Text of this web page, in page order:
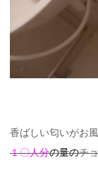
香ばしい匂いがお
１〇人分の量のチ